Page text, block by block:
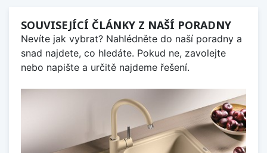
SOUVISEJÍCÍ ČLÁNKY Z NAŠÍ PORADNY
Nevíte jak vybrat? Nahlédněte do naší poradny a
snad najdete, co hledáte. Pokud ne, zavolejte
nebo napište a určitě najdeme řešení.